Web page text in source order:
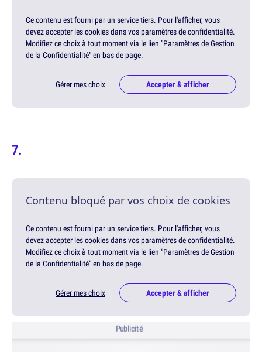
Ce contenu est fourni par un service tiers. Pour l'afficher, vous
devez accepter les cookies dans vos paramètres de confidentialité.
Modifiez ce choix à tout moment via le lien "Paramètres de Gestion
de la Confidentialité" en bas de page.
Gérer mes choix Accepter & afficher
Contenu bloqué par vos choix de cookies
Ce contenu est fourni par un service tiers. Pour l'afficher, vous
devez accepter les cookies dans vos paramètres de confidentialité.
Modifiez ce choix à tout moment via le lien "Paramètres de Gestion
de la Confidentialité" en bas de page.
Gérer mes choix Accepter & afficher
Publicité